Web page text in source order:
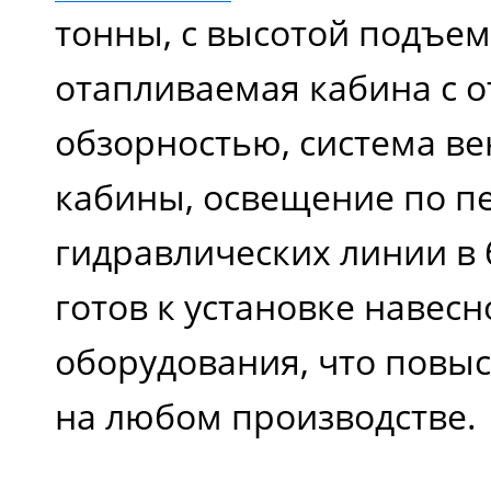
тонны, с высотой
отапливаемая кабина с
обзорностью, система
кабины, освещение по
гидравлических линии в
готов к установке
оборудования, что
на любом производстве.